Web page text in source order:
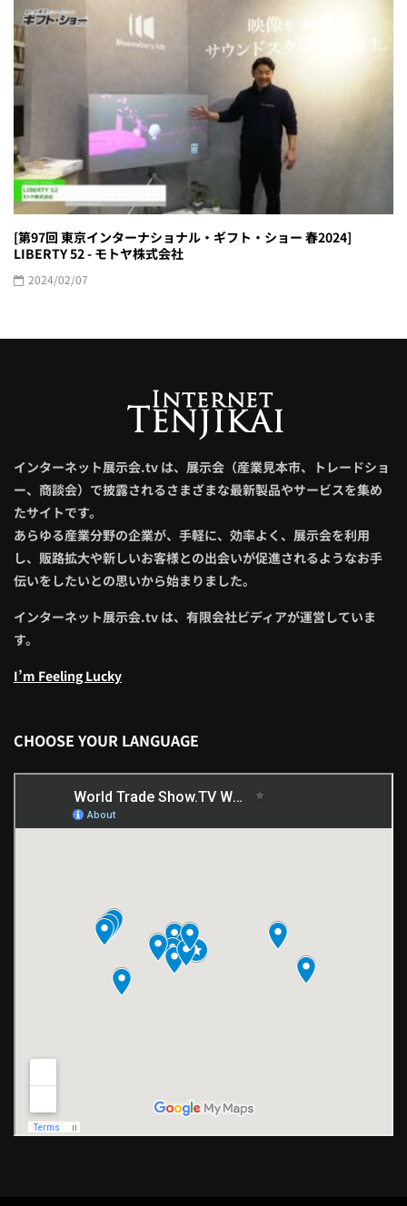
[第97回 東京インターナショナル・ギフト・ショー 春2024]
LIBERTY 52 - モトヤ株式会社
2024/02/07
インターネット展示会.tv は、展示会（産業見本市、トレードショ
ー、商談会）で披露されるさまざまな最新製品やサービスを集め
たサイトです。
あらゆる産業分野の企業が、手軽に、効率よく、展示会を利用
し、販路拡大や新しいお客様との出会いが促進されるようなお手
伝いをしたいとの思いから始まりました。
インターネット展示会.tv は、有限会社ビディアが運営していま
す。
I’m Feeling Lucky
CHOOSE YOUR LANGUAGE